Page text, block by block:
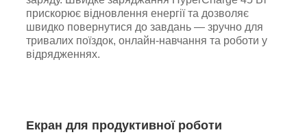
прискорює відновлення енергії та дозволяє
швидко повернутися до завдань — зручно для
тривалих поїздок, онлайн-навчання та роботи у
відрядженнях.
Екран для продуктивної роботи